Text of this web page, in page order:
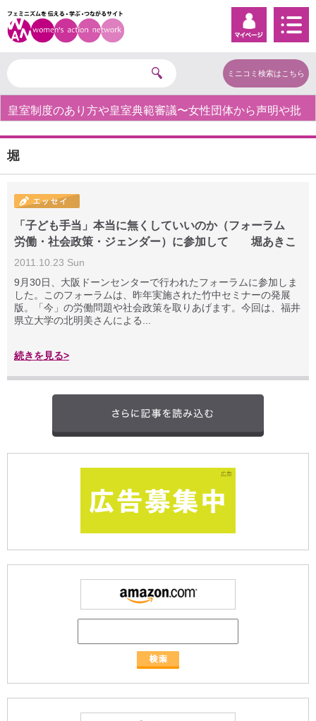
ミニコミ検索はこちら
皇室制度のあり方や皇室典範審議〜女性団体から声明や批
堀
「子ども手当」本当に無くしていいのか（フォーラム
労働・社会政策・ジェンダー）に参加して 堀あきこ
2011.10.23 Sun
9月30日、大阪ドーンセンターで行われたフォーラムに参加しま
した。このフォーラムは、昨年実施された竹中セミナーの発展
版。「今」の労働問題や社会政策を取りあげます。今回は、福井
県立大学の北明美さんによる...
続きを見る>